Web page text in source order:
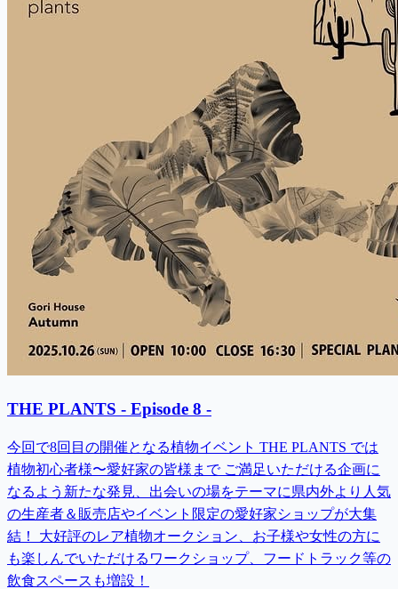
THE PLANTS - Episode 8 -
今回で8回目の開催となる植物イベント THE PLANTS では
植物初心者様〜愛好家の皆様まで ご満足いただける企画に
なるよう新たな発見、出会いの場をテーマに県内外より人気
の生産者＆販売店やイベント限定の愛好家ショップが大集
結！ 大好評のレア植物オークション、お子様や女性の方に
も楽しんでいただけるワークショップ、フードトラック等の
飲食スペースも増設！